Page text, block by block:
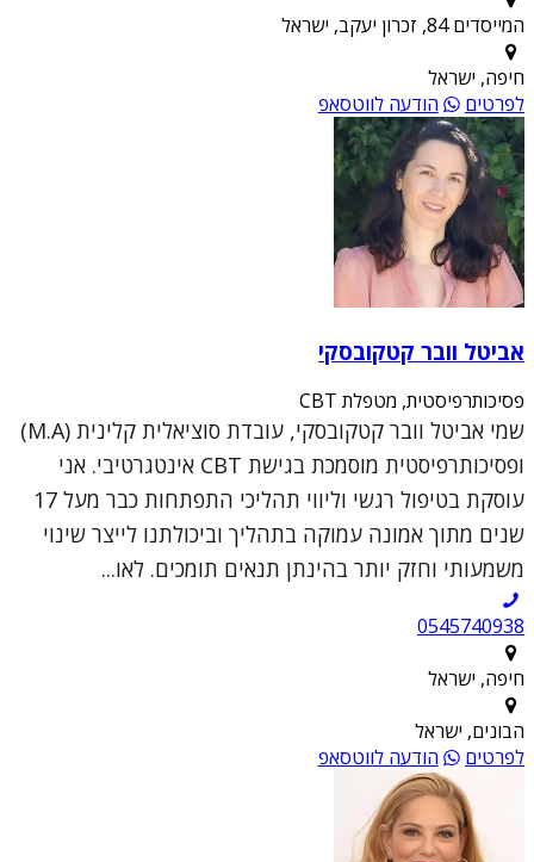
המייסדים 84, זכרון יעקב, ישראל
חיפה, ישראל
לפרטים
הודעה לווטסאפ
אביטל וובר קטקובסקי
פסיכותרפיסטית, מטפלת CBT
שמי אביטל וובר קטקובסקי, עובדת סוציאלית קלינית (M.A)
ופסיכותרפיסטית מוסמכת בגישת CBT אינטגרטיבי. אני
עוסקת בטיפול רגשי וליווי תהליכי התפתחות כבר מעל 17
שנים מתוך אמונה עמוקה בתהליך וביכולתנו לייצר שינוי
משמעותי וחזק יותר בהינתן תנאים תומכים. לאו...
0545740938
חיפה, ישראל
הבונים, ישראל
לפרטים
הודעה לווטסאפ